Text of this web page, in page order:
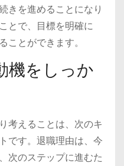
きを進めることになり
とで、目標を明確に
ことができます。
機をしっか
考えることは、次のキ
です。退職理由は、今
次のステップに進むた